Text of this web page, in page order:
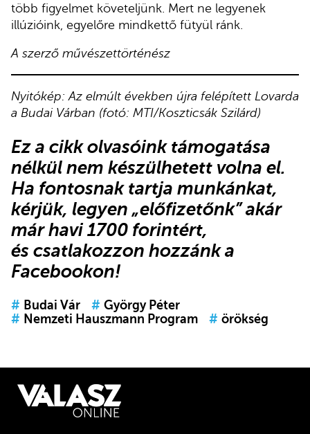
több figyelmet követeljünk. Mert ne legyenek
illúzióink, egyelőre mindkettő fütyül ránk.
A szerző művészettörténész
Nyitókép: Az elmúlt években újra felépített Lovarda
a Budai Várban (fotó: MTI/Koszticsák Szilárd)
Ez a cikk olvasóink támogatása
nélkül nem készülhetett volna el.
Ha fontosnak tartja munkánkat,
kérjük, legyen „előfizetőnk”akár
már havi 1700 forintért,
és csatlakozzon hozzánk a
Facebookon!
# Budai Vár # György Péter
# Nemzeti Hauszmann Program # örökség